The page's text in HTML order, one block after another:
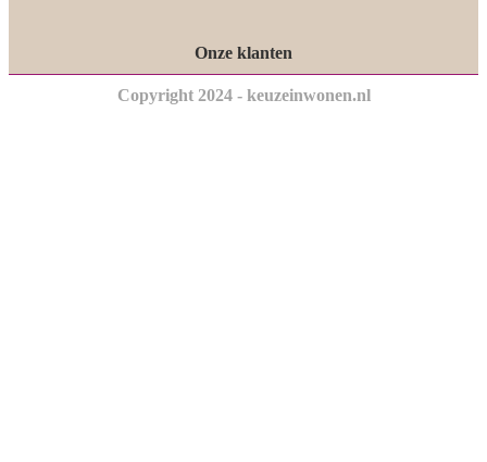
Onze klanten
Copyright 2024 - keuzeinwonen.nl